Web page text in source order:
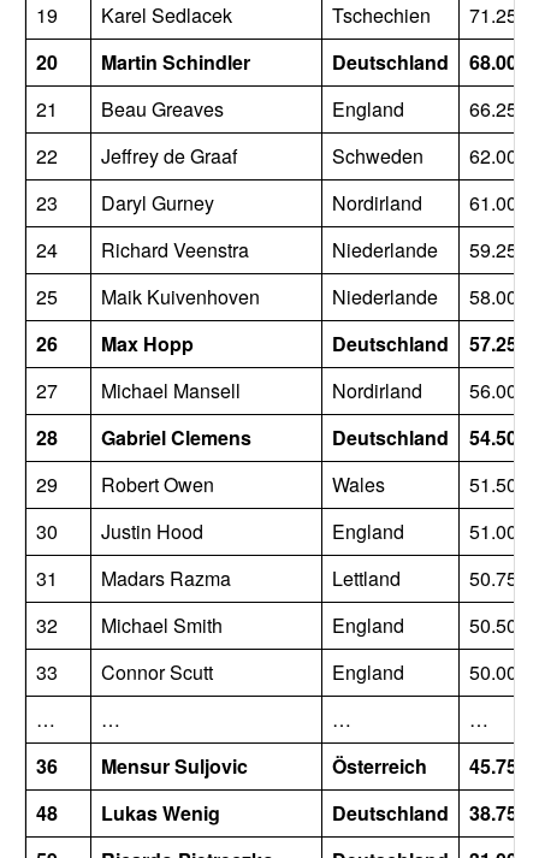
19
Karel Sedlacek Tschechien
71.250
20
Martin Schindler Deutschland
68.000
21
Beau Greaves England
66.250
22
Jeffrey de Graaf Schweden
62.000
23
Daryl Gurney Nordirland
61.000
24
Richard Veenstra Niederlande
59.250
25
Maik Kuivenhoven Niederlande
58.000
26
Max Hopp Deutschland
57.250
27
Michael Mansell Nordirland
56.000
28
Gabriel Clemens Deutschland
54.500
29
Robert Owen Wales
51.500
30
Justin Hood England
51.000
31
Madars Razma Lettland
50.750
32
Michael Smith England
50.500
33
Connor Scutt England
50.000
…
… …
…
36
Mensur Suljovic Österreich
45.750
48
Lukas Wenig Deutschland
38.750